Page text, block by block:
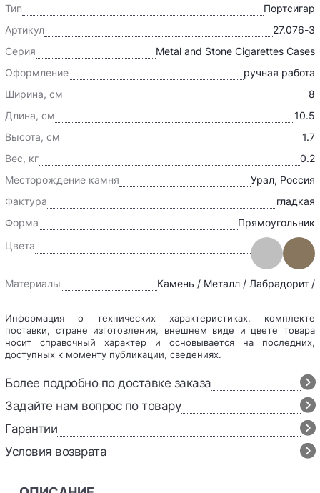
Тип
Портсигар
Артикул
27.076-3
Серия
Metal and Stone Cigarettes Cases
Оформление
ручная работа
Ширина, см
8
Длина, см
10.5
Высота, см
1.7
Вес, кг
0.2
Месторождение камня
Урал, Россия
Фактура
гладкая
Форма
Прямоугольник
Цвета
Материалы Камень / Металл / Лабрадорит /
Информация о технических характеристиках, комплекте
поставки, стране изготовления, внешнем виде и цвете товара
носит справочный характер и основывается на последних,
доступных к моменту публикации, сведениях.
Более подробно по доставке заказа
Задайте нам вопрос по товару
Гарантии
Условия возврата